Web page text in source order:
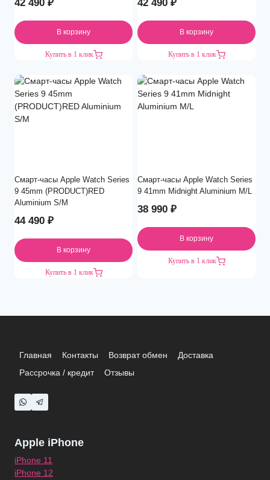
42 490 ₽
В корзину
Купить в 1 клик
42 490 ₽
В корзину
Купить в 1 клик
Смарт-часы Apple Watch Series
9 45mm (PRODUCT)RED
Aluminium S/M
44 490 ₽
В корзину
Купить в 1 клик
Смарт-часы Apple Watch Series
9 41mm Midnight Aluminium M/L
38 990 ₽
В корзину
Купить в 1 клик
Главная Контакты Возврат обмен
Доставка
Рассрочка / кредит
Отзывы
Apple iPhone
iPhone 11
iPhone 12